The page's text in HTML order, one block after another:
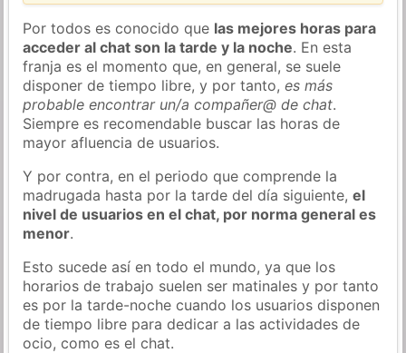
Por todos es conocido que las mejores horas para
acceder al chat son la tarde y la noche. En esta
franja es el momento que, en general, se suele
disponer de tiempo libre, y por tanto,es más
probable encontrar un/a compañer@ de chat.
Siempre es recomendable buscar las horas de
mayor afluencia de usuarios.
Y por contra, en el periodo que comprende la
madrugada hasta por la tarde del día siguiente,el
nivel de usuarios en el chat, por norma general es
menor.
Esto sucede así en todo el mundo, ya que los
horarios de trabajo suelen ser matinales y por tanto
es por la tarde-noche cuando los usuarios disponen
de tiempo libre para dedicar a las actividades de
ocio, como es el chat.